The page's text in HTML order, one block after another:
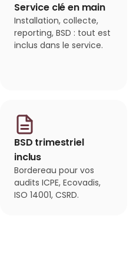
Service clé en main
Installation, collecte,
reporting, BSD : tout est
inclus dans le service.
BSD trimestriel
inclus
Bordereau pour vos
audits ICPE, Ecovadis,
ISO 14001, CSRD.